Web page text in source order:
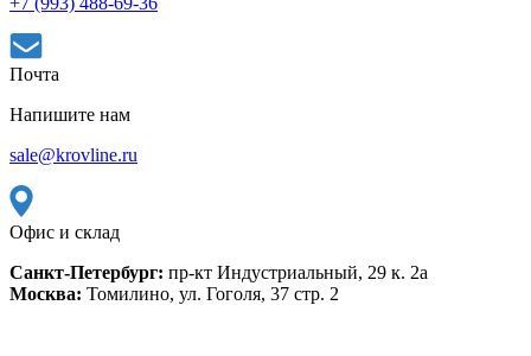
Почта
Напишите нам
sale@krovline.ru
Офис и склад
Санкт-Петербург: пр-кт Индустриальный, 29 к. 2а
Москва: Томилино, ул. Гоголя, 37 стр. 2